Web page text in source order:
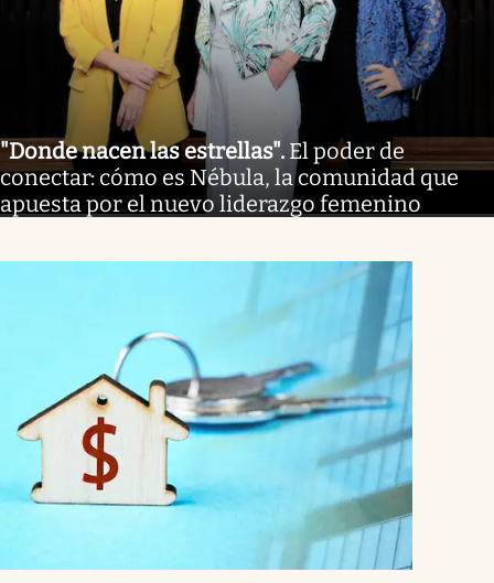
"Donde nacen las estrellas". El poder de
conectar: cómo es Nébula, la comunidad que
apuesta por el nuevo liderazgo femenino